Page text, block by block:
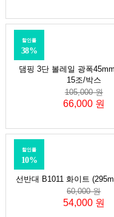
댐핑 3단 볼레일 광폭
15조/박스
할인률
38%
105,000 원
66,000 원
선반대 B1011 화이트
할인률
10%
60,000 원
54,000 원